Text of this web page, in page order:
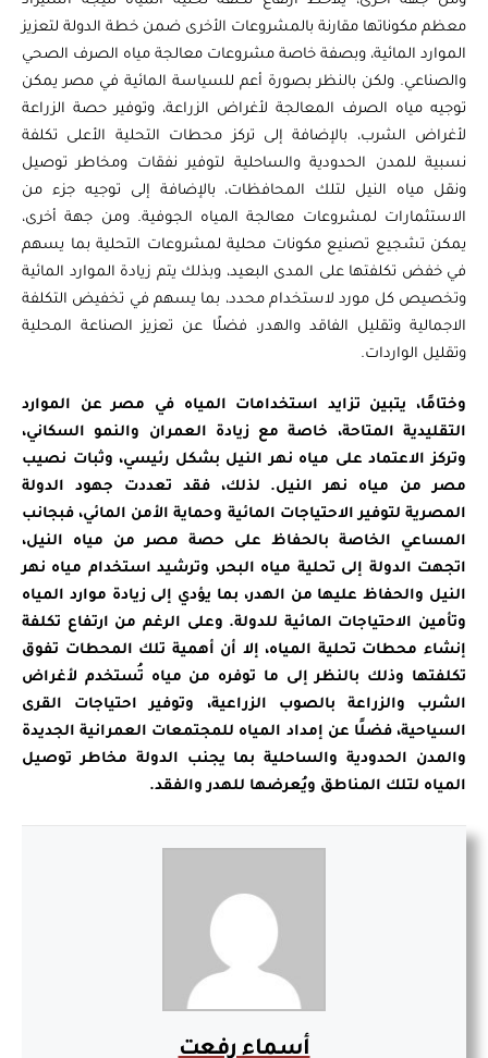
معظم مكوناتها مقارنة بالمشروعات الأخرى ضمن خطة الدولة لتعزيز
الموارد المائية، وبصفة خاصة مشروعات معالجة مياه الصرف الصحي
والصناعي. ولكن بالنظر بصورة أعم للسياسة المائية في مصر يمكن
توجيه مياه الصرف المعالجة لأغراض الزراعة، وتوفير حصة الزراعة
لأغراض الشرب، بالإضافة إلى تركز محطات التحلية الأعلى تكلفة
نسبية للمدن الحدودية والساحلية لتوفير نفقات ومخاطر توصيل
ونقل مياه النيل لتلك المحافظات، بالإضافة إلى توجيه جزء من
الاستثمارات لمشروعات معالجة المياه الجوفية. ومن جهة أخرى،
يمكن تشجيع تصنيع مكونات محلية لمشروعات التحلية بما يسهم
في خفض تكلفتها على المدى البعيد، وبذلك يتم زيادة الموارد المائية
وتخصيص كل مورد لاستخدام محدد، بما يسهم في تخفيض التكلفة
الاجمالية وتقليل الفاقد والهدر، فضلًا عن تعزيز الصناعة المحلية
وتقليل الواردات.
وختامًا، يتبين تزايد استخدامات المياه في مصر عن الموارد
التقليدية المتاحة، خاصة مع زيادة العمران والنمو السكاني،
وتركز الاعتماد على مياه نهر النيل بشكل رئيسي، وثبات نصيب
مصر من مياه نهر النيل. لذلك، فقد تعددت جهود الدولة
المصرية لتوفير الاحتياجات المائية وحماية الأمن المائي، فبجانب
المساعي الخاصة بالحفاظ على حصة مصر من مياه النيل،
اتجهت الدولة إلى تحلية مياه البحر، وترشيد استخدام مياه نهر
النيل والحفاظ عليها من الهدر، بما يؤدي إلى زيادة موارد المياه
وتأمين الاحتياجات المائية للدولة. وعلى الرغم من ارتفاع تكلفة
إنشاء محطات تحلية المياه، إلا أن أهمية تلك المحطات تفوق
تكلفتها وذلك بالنظر إلى ما توفره من مياه تُستخدم لأغراض
الشرب والزراعة بالصوب الزراعية، وتوفير احتياجات القرى
السياحية، فضلًا عن إمداد المياه للمجتمعات العمرانية الجديدة
والمدن الحدودية والساحلية بما يجنب الدولة مخاطر توصيل
المياه لتلك المناطق ويُعرضها للهدر والفقد.
أسماء رفعت